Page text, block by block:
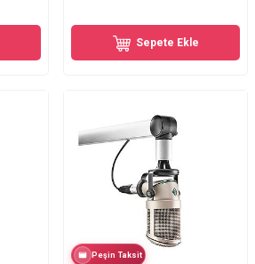
Sepete Ekle
Peşin Taksit